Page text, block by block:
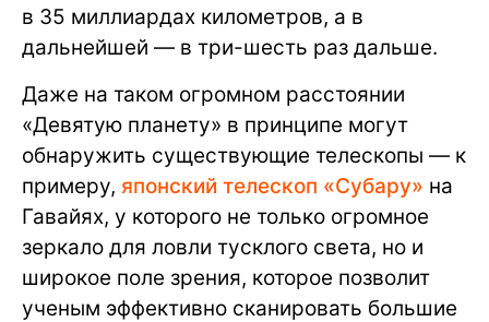
в 35 миллиардах километров, а в
дальнейшей — в три-шесть раз дальше.
Даже на таком огромном расстоянии
«Девятую планету» в принципе могут
обнаружить существующие телескопы — к
примеру, японский телескоп «Субару» на
Гавайях, у которого не только огромное
зеркало для ловли тусклого света, но и
широкое поле зрения, которое позволит
ученым эффективно сканировать большие